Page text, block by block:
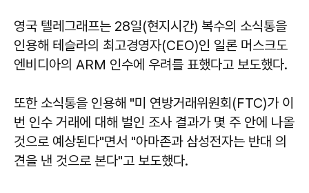
영국 텔레그래프는 28일(현지시간) 복수의 소식통을
인용해 테슬라의 최고경영자(CEO)인 일론 머스크도
엔비디아의 ARM 인수에 우려를 표했다고 보도했다.
또한 소식통을 인용해 "미 연방거래위원회(FTC)가 이
번 인수 거래에 대해 벌인 조사 결과가 몇 주 안에 나올
것으로 예상된다"면서 "아마존과 삼성전자는 반대 의
견을 낸 것으로 본다"고 보도했다.